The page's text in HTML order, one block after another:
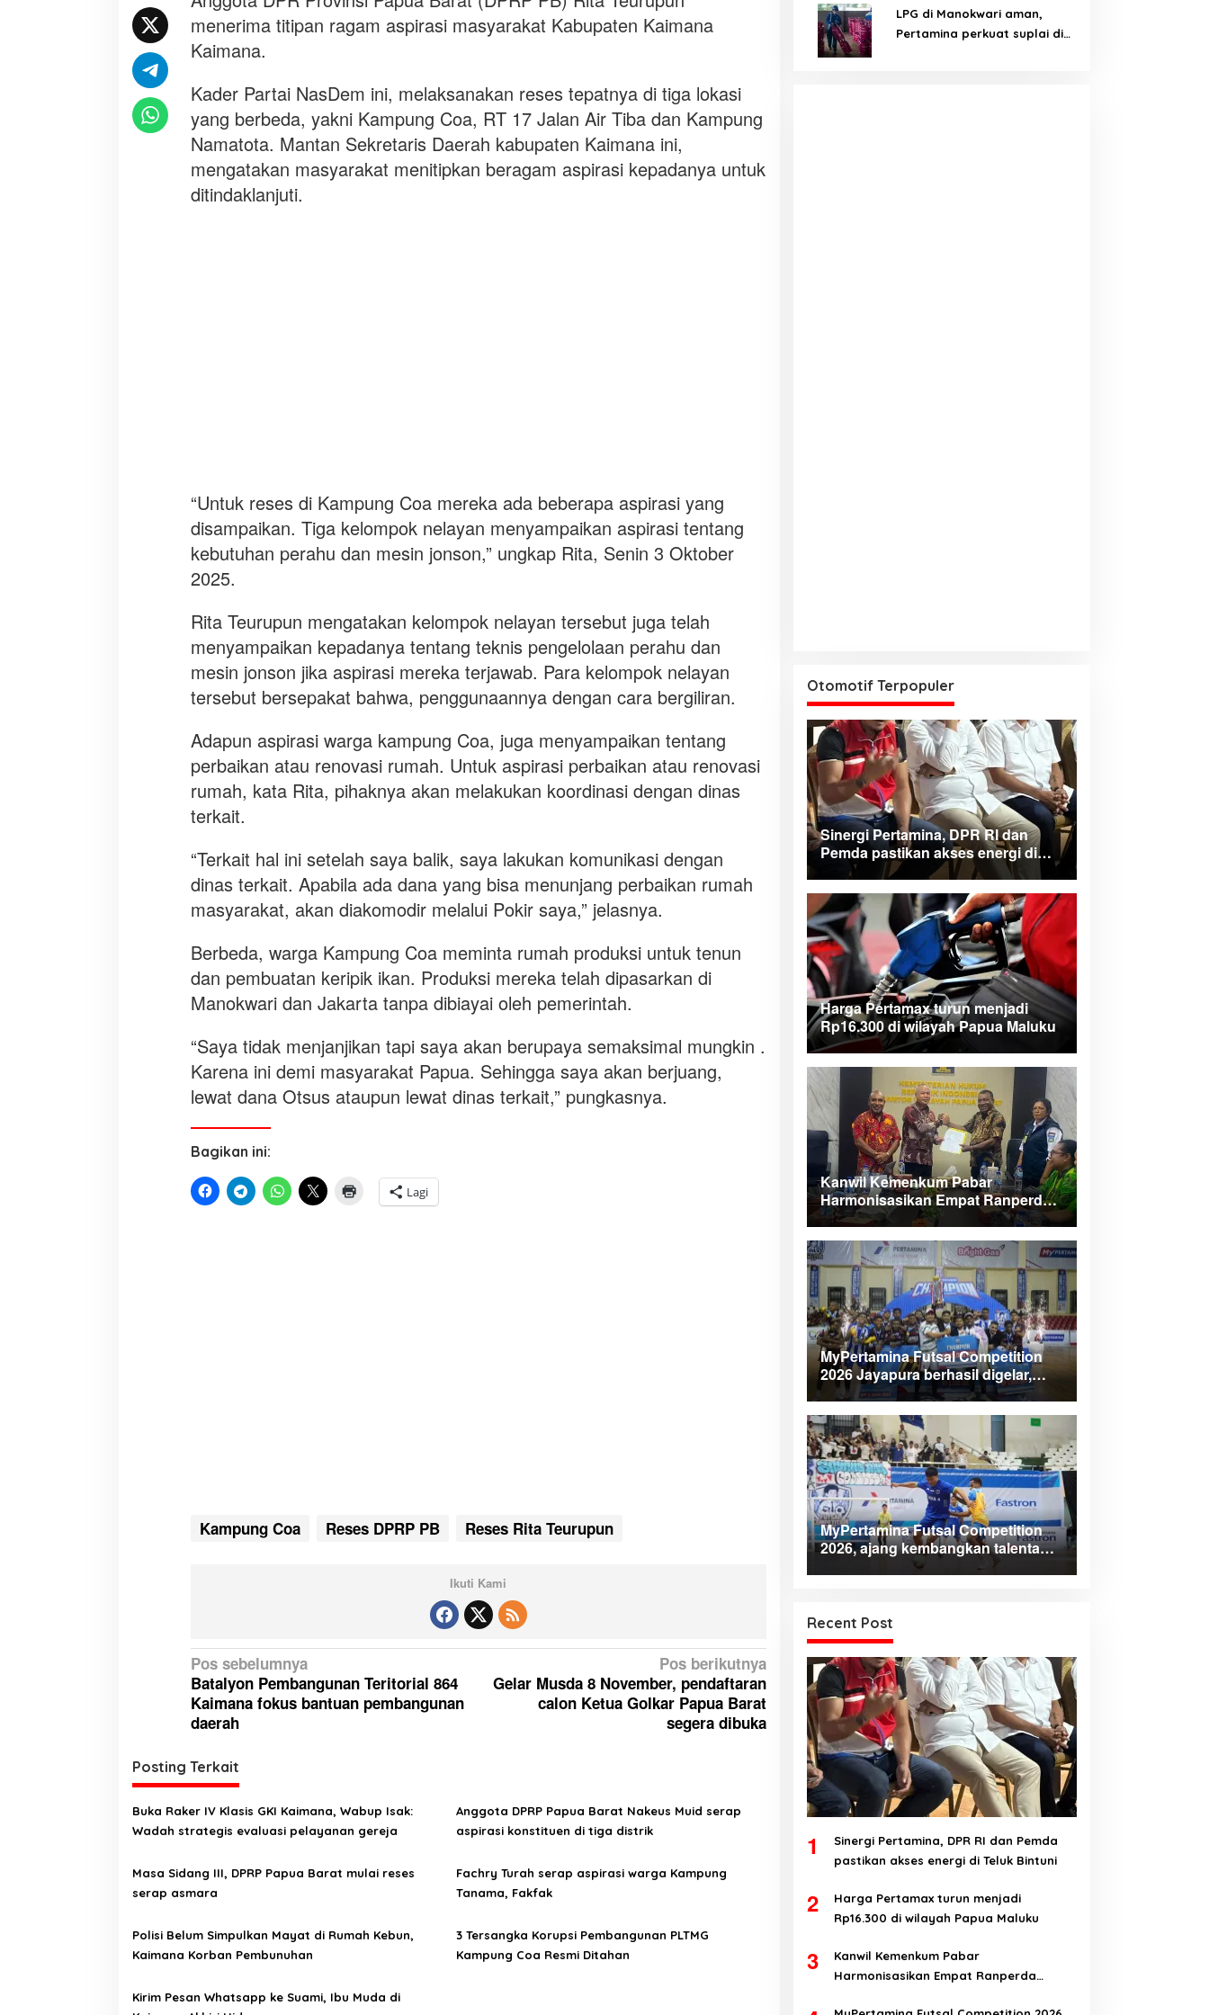
a
p
r
a
s
m
a
a
menerima titipan ragam aspirasi masyarakat Kabupaten Kaimana
Kaimana.
Kader Partai NasDem ini, melaksanakan reses tepatnya di tiga lokasi
yang berbeda, yakni Kampung Coa, RT 17 Jalan Air Tiba dan Kampung
Namatota. Mantan Sekretaris Daerah kabupaten Kaimana ini,
mengatakan masyarakat menitipkan beragam aspirasi kepadanya untuk
ditindaklanjuti.
“Untuk reses di Kampung Coa mereka ada beberapa aspirasi yang
disampaikan. Tiga kelompok nelayan menyampaikan aspirasi tentang
kebutuhan perahu dan mesin jonson,” ungkap Rita, Senin 3 Oktober
2025.
Rita Teurupun mengatakan kelompok nelayan tersebut juga telah
menyampaikan kepadanya tentang teknis pengelolaan perahu dan
mesin jonson jika aspirasi mereka terjawab. Para kelompok nelayan
tersebut bersepakat bahwa, penggunaannya dengan cara bergiliran.
Adapun aspirasi warga kampung Coa, juga menyampaikan tentang
perbaikan atau renovasi rumah. Untuk aspirasi perbaikan atau renovasi
rumah, kata Rita, pihaknya akan melakukan koordinasi dengan dinas
terkait.
“Terkait hal ini setelah saya balik, saya lakukan komunikasi dengan
dinas terkait. Apabila ada dana yang bisa menunjang perbaikan rumah
masyarakat, akan diakomodir melalui Pokir saya,” jelasnya.
Berbeda, warga Kampung Coa meminta rumah produksi untuk tenun
dan pembuatan keripik ikan. Produksi mereka telah dipasarkan di
Manokwari dan Jakarta tanpa dibiayai oleh pemerintah.
“Saya tidak menjanjikan tapi saya akan berupaya semaksimal mungkin .
Karena ini demi masyarakat Papua. Sehingga saya akan berjuang,
lewat dana Otsus ataupun lewat dinas terkait,” pungkasnya.
Bagikan ini:
Lagi
Kampung Coa Reses DPRP PB Reses Rita Teurupun
Ikuti Kami
N
a
v
g
a
s
p
o
s
Pos sebelumnya
Batalyon Pembangunan Teritorial 864
Kaimana fokus bantuan pembangunan
daerah
Pos berikutnya
Gelar Musda 8 November, pendaftaran
calon Ketua Golkar Papua Barat
segera dibuka
Posting Terkait
Buka Raker IV Klasis GKI Kaimana, Wabup Isak:
Wadah strategis evaluasi pelayanan gereja
Anggota DPRP Papua Barat Nakeus Muid serap
aspirasi konstituen di tiga distrik
Masa Sidang III, DPRP Papua Barat mulai reses
serap asmara
Fachry Turah serap aspirasi warga Kampung
Tanama, Fakfak
Polisi Belum Simpulkan Mayat di Rumah Kebun,
Kaimana Korban Pembunuhan
3 Tersangka Korupsi Pembangunan PLTMG
Kampung Coa Resmi Ditahan
Kirim Pesan Whatsapp ke Suami, Ibu Muda di
LPG di Manokwari aman,
Pertamina perkuat suplai di
Otomotif Terpopuler
Sinergi Pertamina, DPR RI dan
Pemda pastikan akses energi di
Teluk Bintuni
Harga Pertamax turun menjadi
Rp16.300 di wilayah Papua Maluku
Kanwil Kemenkum Pabar
Harmonisasikan Empat Ranperda
Kabupaten Teluk Wondama
MyPertamina Futsal Competition
2026 Jayapura berhasil digelar,
dorong talenta muda berprestasi
MyPertamina Futsal Competition
2026, ajang kembangkan talenta
muda dan berdayakan UMKM lokal
Recent Post
1
Sinergi Pertamina, DPR RI dan Pemda
pastikan akses energi di Teluk Bintuni
2
Harga Pertamax turun menjadi
Rp16.300 di wilayah Papua Maluku
3
Kanwil Kemenkum Pabar
Harmonisasikan Empat Ranperda